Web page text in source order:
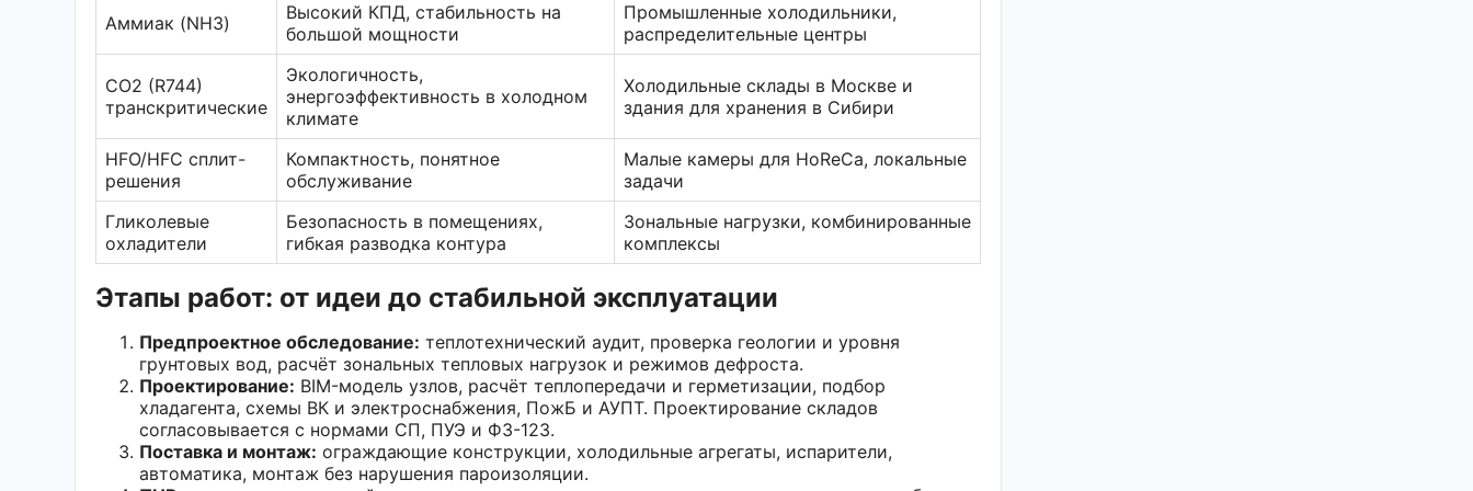
Аммиак (NH3)
Высокий КПД, стабильность на
большой мощности
Промышленные холодильники,
распределительные центры
CO2 (R744)
транскритические
Экологичность,
энергоэффективность в холодном
климате
Холодильные склады в Москве и
здания для хранения в Сибири
HFO/HFC сплит-
решения
Компактность, понятное
обслуживание
Малые камеры для HoReCa, локальные
задачи
Гликолевые
охладители
Безопасность в помещениях,
гибкая разводка контура
Зональные нагрузки, комбинированные
комплексы
Этапы работ: от идеи до стабильной эксплуатации
Предпроектное обследование: теплотехнический аудит, проверка геологии и уровня
грунтовых вод, расчёт зональных тепловых нагрузок и режимов дефроста.
Проектирование: BIM-модель узлов, расчёт теплопередачи и герметизации, подбор
хладагента, схемы ВК и электроснабжения, ПожБ и АУПТ. Проектирование складов
согласовывается с нормами СП, ПУЭ и ФЗ-123.
Поставка и монтаж: ограждающие конструкции, холодильные агрегаты, испарители,
автоматика, монтаж без нарушения пароизоляции.